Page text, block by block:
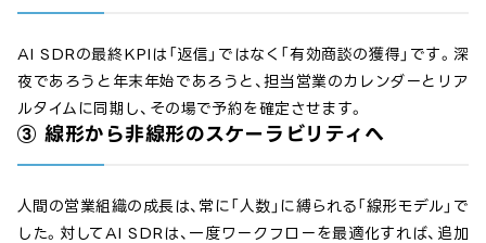
AI SDRの最終KPIは「返信」ではなく「有効商談の獲得」です。深
夜であろうと年末年始であろうと、担当営業のカレンダーとリア
ルタイムに同期し、その場で予約を確定させます。
③ 線形から非線形のスケーラビリティへ
人間の営業組織の成長は、常に「人数」に縛られる「線形モデル」で
した。対してAI SDRは、一度ワークフローを最適化すれば、追加